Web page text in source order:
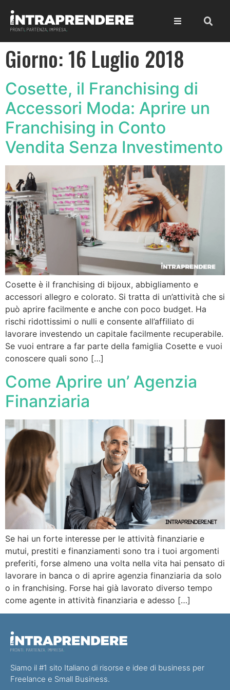
Giorno: 16 Luglio 2018
Cosette, il Franchising di
Accessori Moda: Aprire un
Franchising in Conto
Vendita Senza Investimento
Cosette è il franchising di bijoux, abbigliamento e
accessori allegro e colorato. Si tratta di un’attività che si
può aprire facilmente e anche con poco budget. Ha
rischi ridottissimi o nulli e consente all’affiliato di
lavorare investendo un capitale facilmente recuperabile.
Se vuoi entrare a far parte della famiglia Cosette e vuoi
conoscere quali sono […]
Come Aprire un’ Agenzia
Finanziaria
Se hai un forte interesse per le attività finanziarie e
mutui, prestiti e finanziamenti sono tra i tuoi argomenti
preferiti, forse almeno una volta nella vita hai pensato di
lavorare in banca o di aprire agenzia finanziaria da solo
o in franchising. Forse hai già lavorato diverso tempo
come agente in attività finanziaria e adesso […]
Siamo il #1 sito Italiano di risorse e idee di business per
Freelance e Small Business.